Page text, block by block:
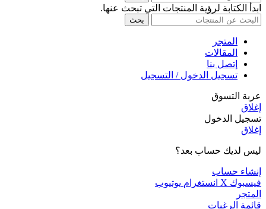
ابدأ الكتابة لرؤية المنتجات التي تبحث عنها.
بحث
المتجر
المقالات
إتصل بنا
تسجيل الدخول / التسجيل
عربة التسوق
إغلاق
تسجيل الدخول
إغلاق
ليس لديك حساب بعد؟
إنشاء حساب
فيسبوك X انستغرام يوتيوب
المتجر
قائمة الرغبات